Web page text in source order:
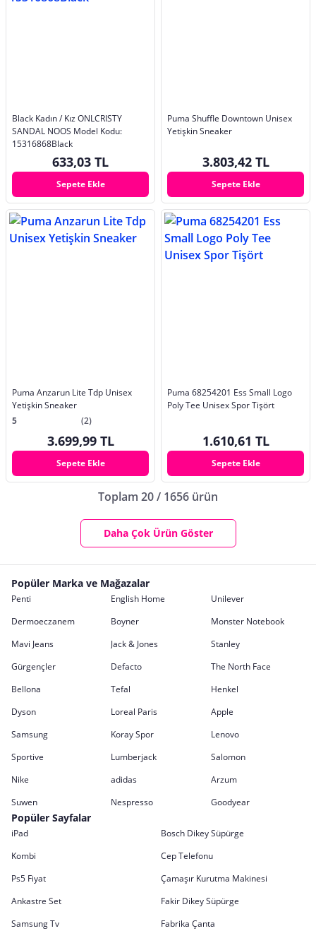
Black Kadın / Kız ONLCRISTY
SANDAL NOOS Model Kodu:
15316868Black
633,03 TL
Sepete Ekle
Puma Shuffle Downtown Unisex
Yetişkin Sneaker
3.803,42 TL
Sepete Ekle
Puma Anzarun Lite Tdp Unisex
Yetişkin Sneaker
5
(2)
3.699,99 TL
Sepete Ekle
Puma 68254201 Ess Small Logo
Poly Tee Unisex Spor Tişört
1.610,61 TL
Sepete Ekle
Toplam 20 / 1656 ürün
Daha Çok Ürün Göster
Popüler Marka ve Mağazalar
Penti English Home
Unilever
Dermoeczanem
Boyner
Monster Notebook
Mavi Jeans
Jack & Jones
Stanley
Gürgençler
Defacto
The North Face
Bellona
Tefal
Henkel
Dyson
Loreal Paris
Apple
Samsung
Koray Spor
Lenovo
Sportive
Lumberjack
Salomon
Nike
adidas
Arzum
Suwen
Nespresso Goodyear
Popüler Sayfalar
iPad
Bosch Dikey Süpürge
Kombi
Cep Telefonu
Ps5 Fiyat
Çamaşır Kurutma Makinesi
Ankastre Set
Fakir Dikey Süpürge
Samsung Tv
Fabrika Çanta